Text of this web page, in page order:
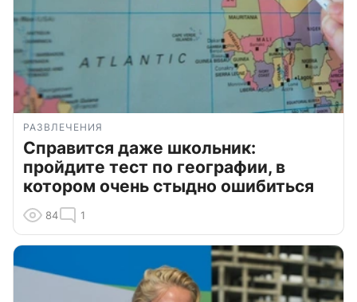
РАЗВЛЕЧЕНИЯ
Справится даже школьник:
пройдите тест по географии, в
котором очень стыдно ошибиться
84 1